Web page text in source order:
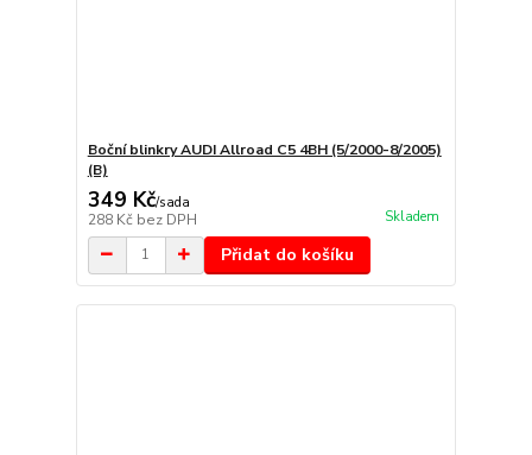
Boční blinkry AUDI Allroad C5 4BH (5/2000-8/2005)
(B)
349 Kč/sada
288 Kč bez DPH Skladem
Přidat do košíku